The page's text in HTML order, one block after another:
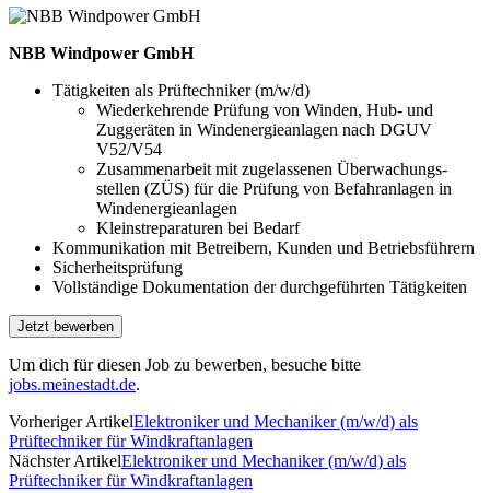
NBB Windpower GmbH
Tätigkeiten als Prüftechniker (m/w/d)
Wiederkehrende Prüfung von Winden, Hub- und
Zuggeräten in Windenergie­anlagen nach DGUV
V52/V54
Zusammenarbeit mit zugelassenen Überwachungs­
stellen (ZÜS) für die Prüfung von Befahr­anlagen in
Windenergie­anlagen
Kleinstreparaturen bei Bedarf
Kommunikation mit Betreibern, Kunden und Betriebs­führern
Sicherheits­prüfung
Vollständige Dokumentation der durch­geführten Tätigkeiten
Um dich für diesen Job zu bewerben, besuche bitte
jobs.meinestadt.de.
Vorheriger ArtikelElektroniker und Mechaniker (m/w/d) als
Prüftechniker für Windkraftanlagen
Nächster ArtikelElektroniker und Mechaniker (m/w/d) als
Prüftechniker für Windkraftanlagen